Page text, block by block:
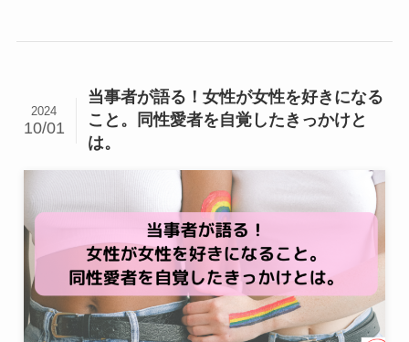
当事者が語る！女性が女性を好きになる
こと。同性愛者を自覚したきっかけと
は。
2024
10/01